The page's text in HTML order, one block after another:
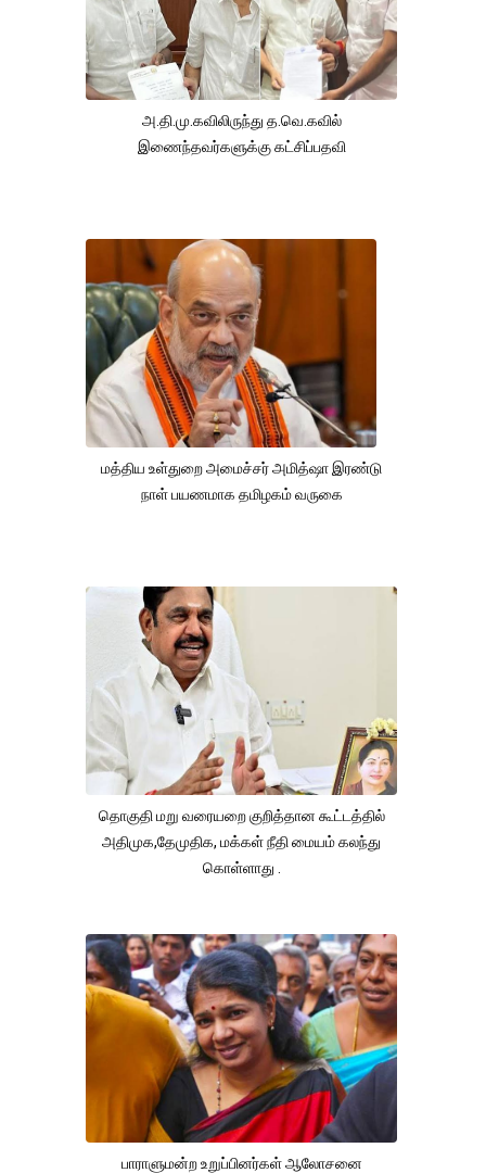
அ.தி.மு.கவிலிருந்து த.வெ.கவில்
இணைந்தவர்களுக்கு கட்சிப்பதவி
மத்திய உள்துறை அமைச்சர் அமித்ஷா இரண்டு
நாள் பயணமாக தமிழகம் வருகை
தொகுதி மறு வரையறை குறித்தான கூட்டத்தில்
அதிமுக,தேமுதிக, மக்கள் நீதி மையம் கலந்து
கொள்ளாது .
பாராளுமன்ற உறுப்பினர்கள் ஆலோசனை